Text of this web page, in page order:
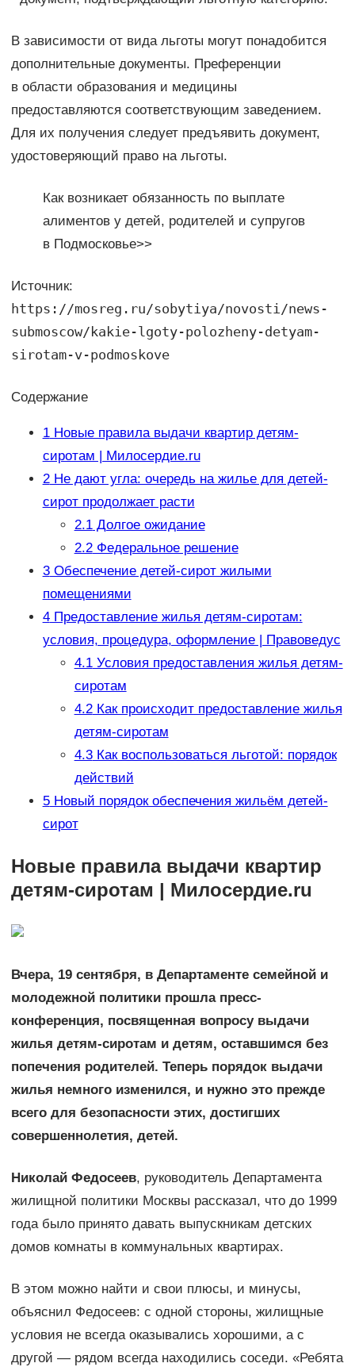
В зависимости от вида льготы могут понадобится
дополнительные документы. Преференции
в области образования и медицины
предоставляются соответствующим заведением.
Для их получения следует предъявить документ,
удостоверяющий право на льготы.
Как возникает обязанность по выплате
алиментов у детей, родителей и супругов
в Подмосковье>>
Источник:
https://mosreg.ru/sobytiya/novosti/news-
submoscow/kakie-lgoty-polozheny-detyam-
sirotam-v-podmoskove
Содержание
1Новые правила выдачи квартир детям-
сиротам | Милосердие.ru
2Не дают угла: очередь на жилье для детей-
сирот продолжает расти
2.1Долгое ожидание
2.2Федеральное решение
3Обеспечение детей-сирот жилыми
помещениями
4Предоставление жилья детям-сиротам:
условия, процедура, оформление | Правоведус
4.1Условия предоставления жилья детям-
сиротам
4.2Как происходит предоставление жилья
детям-сиротам
4.3Как воспользоваться льготой: порядок
действий
5Новый порядок обеспечения жильём детей-
сирот
Новые правила выдачи квартир
детям-сиротам | Милосердие.ru
Вчера, 19 сентября, в Департаменте семейной и
молодежной политики прошла пресс-
конференция, посвященная вопросу выдачи
жилья детям-сиротам и детям, оставшимся без
попечения родителей. Теперь порядок выдачи
жилья немного изменился, и нужно это прежде
всего для безопасности этих, достигших
совершеннолетия, детей.
Николай Федосеев, руководитель Департамента
жилищной политики Москвы рассказал, что до 1999
года было принято давать выпускникам детских
домов комнаты в коммунальных квартирах.
В этом можно найти и свои плюсы, и минусы,
объяснил Федосеев: с одной стороны, жилищные
условия не всегда оказывались хорошими, а с
другой — рядом всегда находились соседи. «Ребята